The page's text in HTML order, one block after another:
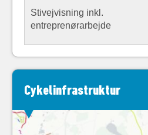
Stivejvisning inkl.
entreprenørarbejde
Cykelinfrastruktur